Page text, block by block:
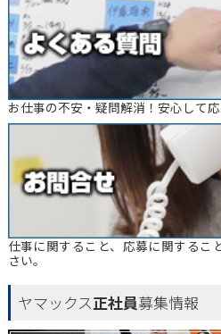
お仕事の不安・疑問解消！安心して
仕事に関すること、応募に関するこ
さい。
ヤマックス正社員募集情報